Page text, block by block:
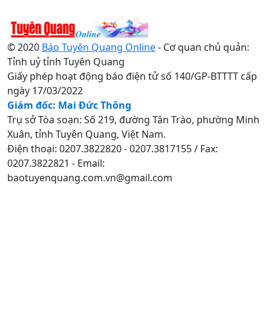
© 2020 Báo Tuyên Quang Online- Cơ quan chủ quản:
Tỉnh uỷ tỉnh Tuyên Quang
Giấy phép hoạt động báo điện tử số 140/GP-BTTTT cấp
ngày 17/03/2022
Giám đốc: Mai Đức Thông
Trụ sở Tòa soạn: Số 219, đường Tân Trào, phường Minh
Xuân, tỉnh Tuyên Quang, Việt Nam.
Điện thoại: 0207.3822820 - 0207.3817155 / Fax:
0207.3822821 - Email:
baotuyenquang.com.vn@gmail.com